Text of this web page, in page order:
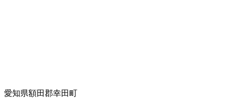
愛知県額田郡幸田町